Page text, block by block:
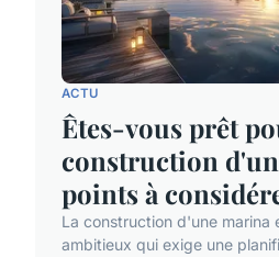
ACTU
Êtes-vous prêt
construction
points à
La construction d'une marina
ambitieux qui exige une